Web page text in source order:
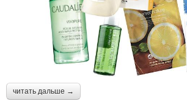
читать дальше →